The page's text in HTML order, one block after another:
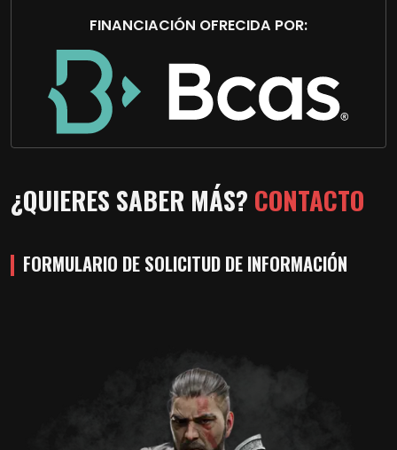
FINANCIACIÓN OFRECIDA POR:
¿QUIERES SABER MÁS? CONTACTO
FORMULARIO DE SOLICITUD DE INFORMACIÓN